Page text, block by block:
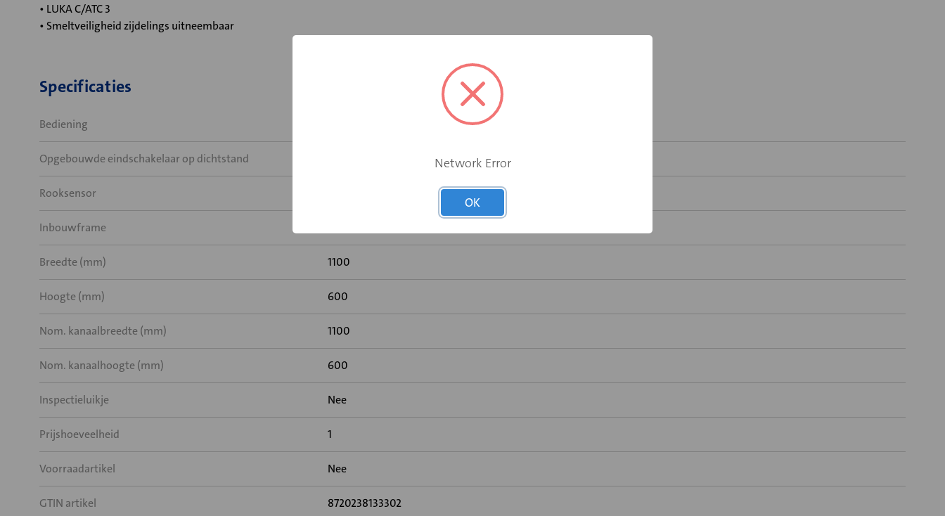
• LUKA C/ATC 3
• Smeltveiligheid zijdelings uitneembaar
Specificaties
Bediening
Opgebouwde eindschakelaar op dichtstand
Rooksensor
Inbouwframe
Breedte (mm) 1100
Hoogte (mm) 600
Nom. kanaalbreedte (mm) 1100
Nom. kanaalhoogte (mm) 600
Inspectieluikje Nee
Prijshoeveelheid 1
Voorraadartikel Nee
GTIN artikel 8720238133302
Network Error
OK